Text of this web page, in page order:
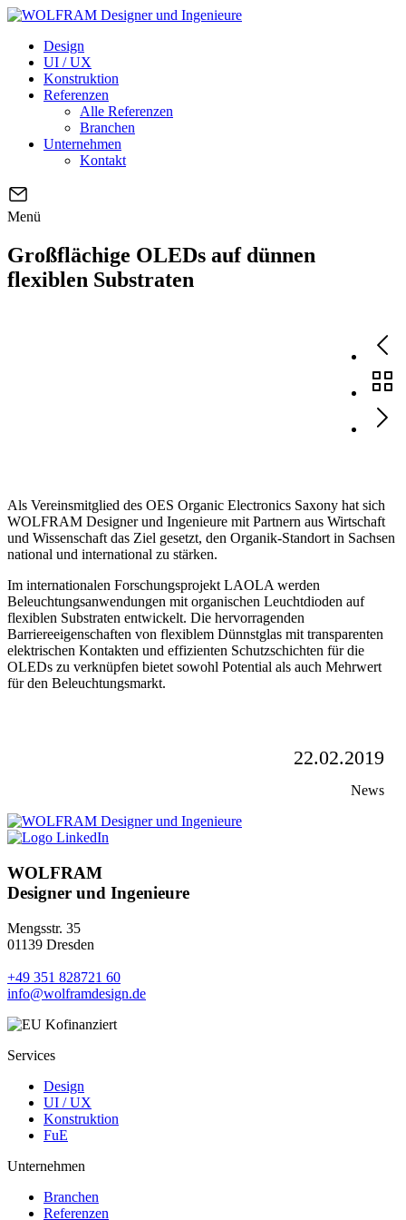
Design
UI / UX
Konstruktion
Referenzen
Alle Referenzen
Branchen
Unternehmen
Kontakt
Menü
Großflächige OLEDs auf dünnen
flexiblen Substraten
Als Vereinsmitglied des OES Organic Electronics Saxony hat sich
WOLFRAM Designer und Ingenieure mit Partnern aus Wirtschaft
und Wissenschaft das Ziel gesetzt, den Organik-Standort in Sachsen
national und international zu stärken.
Im internationalen Forschungsprojekt LAOLA werden
Beleuchtungsanwendungen mit organischen Leuchtdioden auf
flexiblen Substraten entwickelt. Die hervorragenden
Barriereeigenschaften von flexiblem Dünnstglas mit transparenten
elektrischen Kontakten und effizienten Schutzschichten für die
OLEDs zu verknüpfen bietet sowohl Potential als auch Mehrwert
für den Beleuchtungsmarkt.
22.02.2019
News
WOLFRAM
Designer und Ingenieure
Mengsstr. 35
01139 Dresden
+49 351 828721 60
info@wolframdesign.de
Services
Design
UI / UX
Konstruktion
FuE
Unternehmen
Branchen
Referenzen